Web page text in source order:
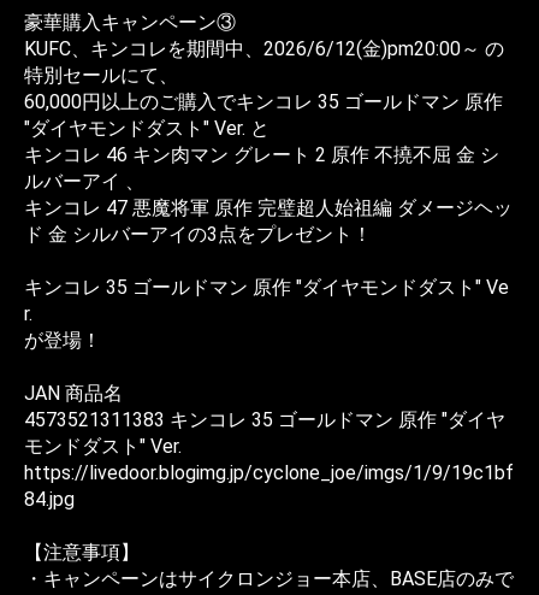
豪華購入キャンペーン③
KUFC、キンコレを期間中、2026/6/12(金)pm20:00～ の
特別セールにて、
60,000円以上のご購入でキンコレ 35 ゴールドマン 原作
"ダイヤモンドダスト" Ver. と
キンコレ 46 キン肉マン グレート 2 原作 不撓不屈 金 シ
ルバーアイ 、
キンコレ 47 悪魔将軍 原作 完璧超人始祖編 ダメージヘッ
ド 金 シルバーアイの3点をプレゼント！
キンコレ 35 ゴールドマン 原作 "ダイヤモンドダスト" Ve
r.
が登場！
JAN 商品名
4573521311383 キンコレ 35 ゴールドマン 原作 "ダイヤ
モンドダスト" Ver.
https://livedoor.blogimg.jp/cyclone_joe/imgs/1/9/19c1bf
84.jpg
【注意事項】
・キャンペーンはサイクロンジョー本店、BASE店のみで